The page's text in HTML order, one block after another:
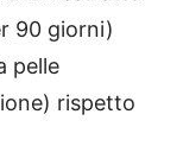
90 giorni)
pelle
rispetto